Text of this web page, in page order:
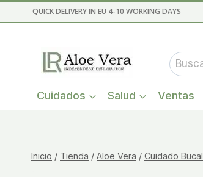
al
QUICK DELIVERY IN EU 4-10 WORKING DAYS
Buscar
por:
Cuidados Salud Ventas
Inicio / Tienda / Aloe Vera / Cuidado Bucal